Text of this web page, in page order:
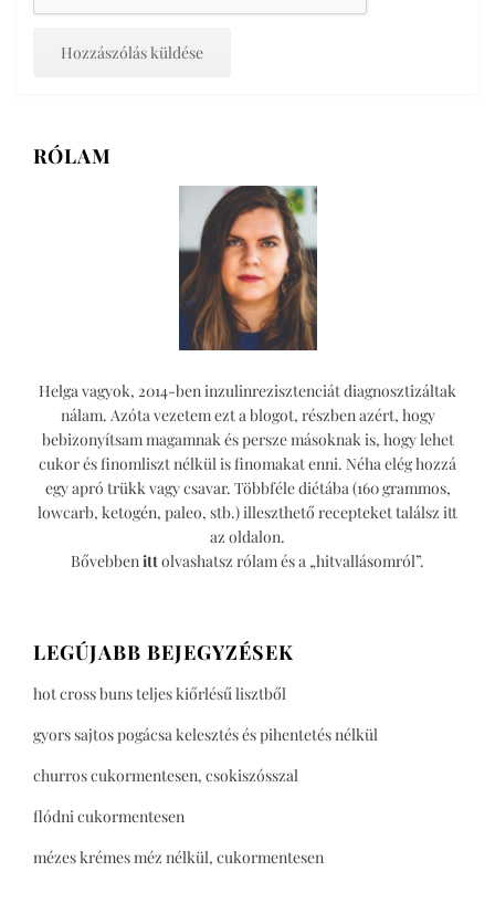
RÓLAM
Helga vagyok, 2014-ben inzulinrezisztenciát diagnosztizáltak
nálam. Azóta vezetem ezt a blogot, részben azért, hogy
bebizonyítsam magamnak és persze másoknak is, hogy lehet
cukor és finomliszt nélkül is finomakat enni. Néha elég hozzá
egy apró trükk vagy csavar. Többféle diétába (160 grammos,
lowcarb, ketogén, paleo, stb.) illeszthető recepteket találsz itt
az oldalon.
Bővebbenittolvashatsz rólam és a „hitvallásomról”.
LEGÚJABB BEJEGYZÉSEK
hot cross buns teljes kiőrlésű lisztből
gyors sajtos pogácsa kelesztés és pihentetés nélkül
churros cukormentesen, csokiszósszal
flódni cukormentesen
mézes krémes méz nélkül, cukormentesen